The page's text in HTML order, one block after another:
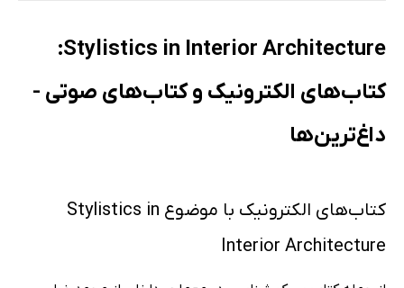
Stylistics in Interior Architecture:
کتاب‌های الکترونیک و کتاب‌های صوتی -
داغ‌ترین‌ها
کتاب‌های الکترونیک با موضوع Stylistics in
Interior Architecture